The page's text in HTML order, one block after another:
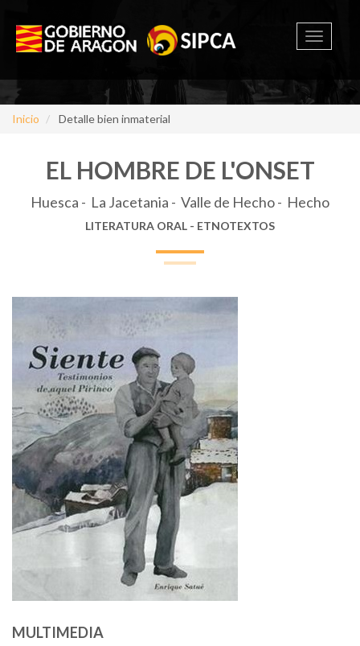
Toggle
Inicio Detalle bien inmaterial
EL HOMBRE DE L'ONSET
Huesca - La Jacetania - Valle de Hecho - Hecho
LITERATURA ORAL - ETNOTEXTOS
MULTIMEDIA